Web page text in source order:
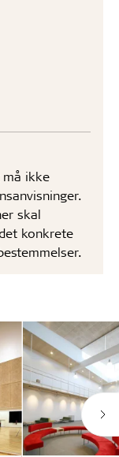
må ikke
skal
konkrete